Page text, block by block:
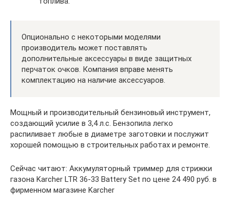
Опционально с некоторыми моделями
производитель может поставлять
дополнительные аксессуары в виде защитных
перчаток очков. Компания вправе менять
комплектацию на наличие аксессуаров.
Мощный и производительный бензиновый инструмент,
создающий усилие в 3,4 л.с. Бензопила легко
распиливает любые в диаметре заготовки и послужит
хорошей помощью в строительных работах и ремонте.
Сейчас читают: Аккумуляторный триммер для стрижки
газона Karcher LTR 36-33 Battery Set по цене 24 490 руб. в
фирменном магазине Karcher